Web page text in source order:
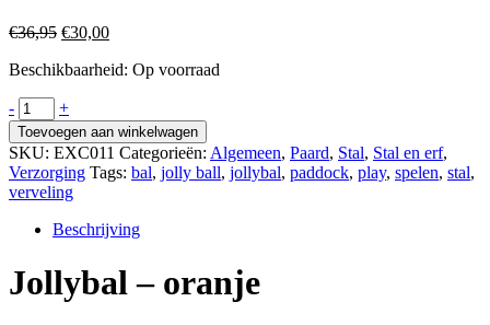
€36,95 Oorspronkelijke
was:
€30,00Huidige
is:
Beschikbaarheid: Op voorraad
- Jollybal
-
Oranje
aantal
+
Toevoegen aan winkelwagen
SKU: EXC011 Categorieën: Algemeen, Paard, Stal, Stal en erf,
Verzorging Tags: bal, jolly ball, jollybal, paddock, play, spelen, stal,
verveling
Beschrijving
Jollybal – oranje